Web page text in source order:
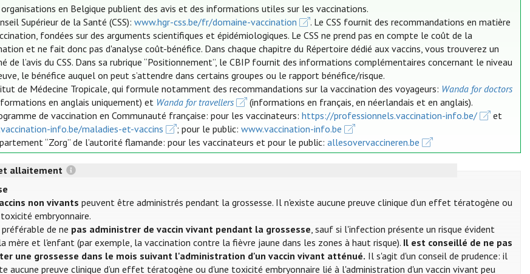
en Belgique publient des avis et des informations utiles sur les vaccinations.
Supérieur de la Santé (CSS):www.hgr-css.be/fr/domaine-vaccination
. Le CSS fournit des recommandations en matière
fondées sur des arguments scientifiques et épidémiologiques. Le CSS ne prend pas en compte le coût de la
et ne fait donc pas d'analyse coût-bénéfice. Dans chaque chapitre du Répertoire dédié aux vaccins, vous trouverez un
de l’avis du CSS. Dans sa rubrique “Positionnement”, le CBIP fournit des informations complémentaires concernant le niveau
le bénéfice auquel on peut s’attendre dans certains groupes ou le rapport bénéfice/risque.
de Médecine Tropicale, qui formule notamment des recommandations sur la vaccination des voyageurs: Wanda for doctors
en anglais uniquement) et Wanda for travellers
(informations en français, en néerlandais et en anglais).
de vaccination en Communauté française: pour les vaccinateurs:https://professionnels.vaccination-info.be/
et
info.be/maladies-et-vaccins
; pour le public:www.vaccination-info.be
“Zorg” de l’autorité flamande: pour les vaccinateurs et pour le public:allesovervaccineren.be
allaitement
non vivants peuvent être administrés pendant la grossesse. Il n'existe aucune preuve clinique d’un effet tératogène ou
embryonnaire.
de ne pas administrer de vaccin vivant pendant la grossesse, sauf si l'infection présente un risque évident
mère et l'enfant (par exemple, la vaccination contre la fièvre jaune dans les zones à haut risque). Il est conseillé de ne pas
une grossesse dans le mois suivant l'administration d'un vaccin vivant atténué. Il s'agit d'un conseil de prudence: il
aucune preuve clinique d’un effet tératogène ou d'une toxicité embryonnaire lié à l'administration d'un vaccin vivant peu